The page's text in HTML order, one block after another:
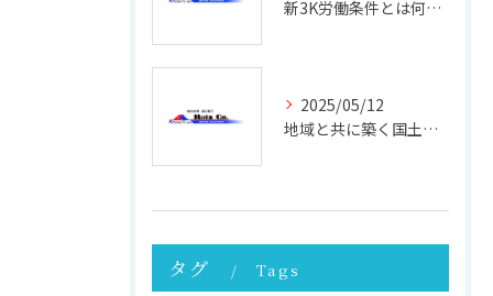
新3K労働条件とは何か 働きやすさと未来を考える
2025/05/12
地域と共に築く国土強靭化の未来 ─ その重要性と実践への第一歩
タグ Tags